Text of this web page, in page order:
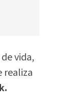
vida,
realiza